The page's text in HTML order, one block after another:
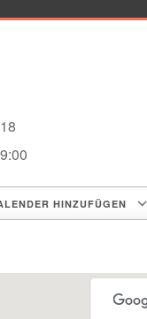
HINZUFÜGEN